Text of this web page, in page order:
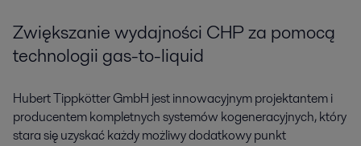
Zwiększanie wydajności CHP za pomocą
technologii gas-to-liquid
Hubert Tippkötter GmbH jest innowacyjnym projektantem i
producentem kompletnych systemów kogeneracyjnych, który
stara się uzyskać każdy możliwy dodatkowy punkt